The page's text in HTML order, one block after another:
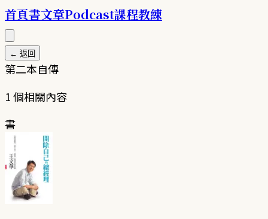
首頁書文章Podcast課程教練
← 返回
第二本自傳
1個相關內容
書